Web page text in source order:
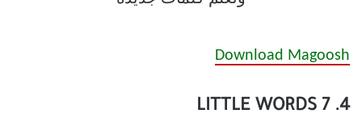
Download Magoosh
4. 7 LITTLE WORDS